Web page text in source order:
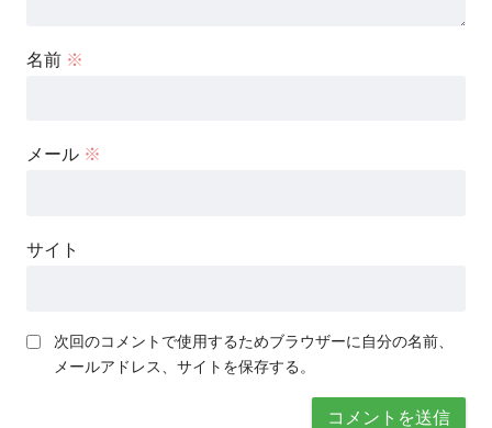
名前 ※
メール ※
サイト
次回のコメントで使用するためブラウザーに自分の名前、
メールアドレス、サイトを保存する。